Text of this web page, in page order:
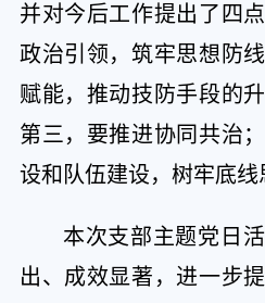
并对今后工作提出了四
政治引领，筑牢思想防
赋能，推动技防手段的
第三，要推进协同共治
设和队伍建设，树牢底线
本次支部主题党日
出、成效显著，进一步